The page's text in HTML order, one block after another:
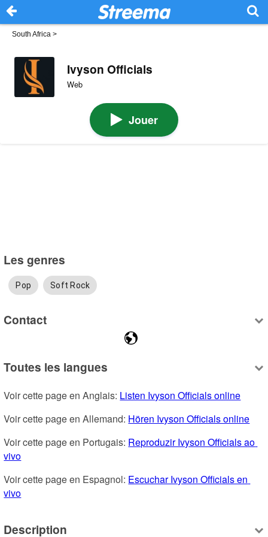
South Africa >
Ivyson Officials
Web
Jouer
Les genres
Pop Soft Rock
Contact
Toutes les langues
Voir cette page en Anglais: Listen Ivyson Officials online
Voir cette page en Allemand: Hören Ivyson Officials online
Voir cette page en Portugais: Reproduzir Ivyson Officials ao
vivo
Voir cette page en Espagnol: Escuchar Ivyson Officials en
vivo
Description